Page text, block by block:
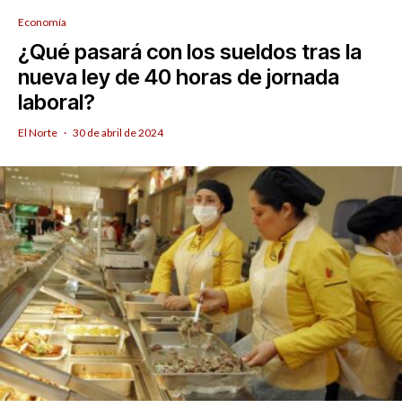
Economía
¿Qué pasará con los sueldos tras la
nueva ley de 40 horas de jornada
laboral?
El Norte · 30 de abril de 2024